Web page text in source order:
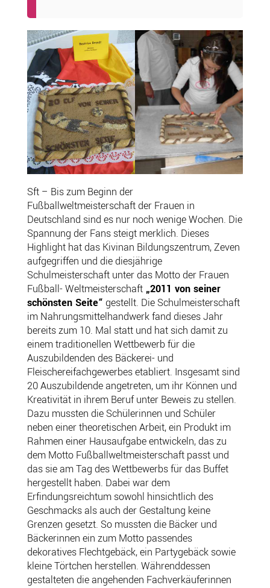
Sft – Bis zum Beginn der
Fußballweltmeisterschaft der Frauen in
Deutschland sind es nur noch wenige Wochen. Die
Spannung der Fans steigt merklich. Dieses
Highlight hat das Kivinan Bildungszentrum, Zeven
aufgegriffen und die diesjährige
Schulmeisterschaft unter das Motto der Frauen
Fußball- Weltmeisterschaft„2011 von seiner
schönsten Seite“ gestellt. Die Schulmeisterschaft
im Nahrungsmittelhandwerk fand dieses Jahr
bereits zum 10. Mal statt und hat sich damit zu
einem traditionellen Wettbewerb für die
Auszubildenden des Bäckerei- und
Fleischereifachgewerbes etabliert. Insgesamt sind
20 Auszubildende angetreten, um ihr Können und
Kreativität in ihrem Beruf unter Beweis zu stellen.
Dazu mussten die Schülerinnen und Schüler
neben einer theoretischen Arbeit, ein Produkt im
Rahmen einer Hausaufgabe entwickeln, das zu
dem Motto Fußballweltmeisterschaft passt und
das sie am Tag des Wettbewerbs für das Buffet
hergestellt haben. Dabei war dem
Erfindungsreichtum sowohl hinsichtlich des
Geschmacks als auch der Gestaltung keine
Grenzen gesetzt. So mussten die Bäcker und
Bäckerinnen ein zum Motto passendes
dekoratives Flechtgebäck, ein Partygebäck sowie
kleine Törtchen herstellen. Währenddessen
gestalteten die angehenden Fachverkäuferinnen